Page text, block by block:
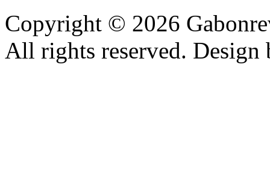
Copyright © 2026
All rights reserved.